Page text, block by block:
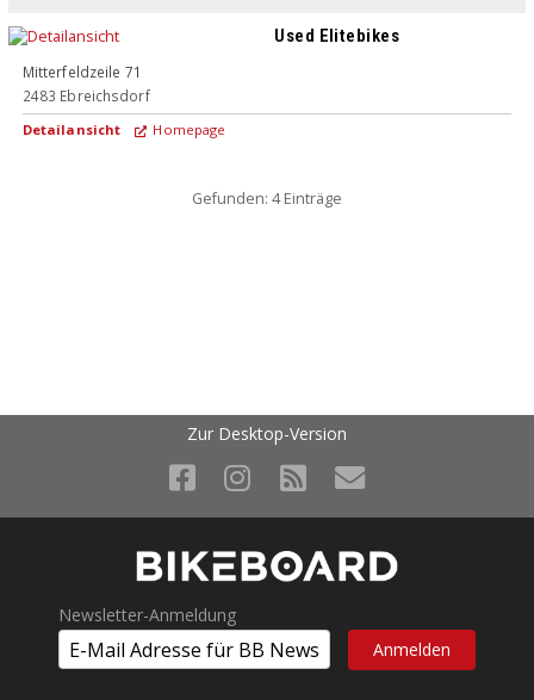
Used Elitebikes
Mitterfeldzeile 71
2483 Ebreichsdorf
Detailansicht Homepage
Gefunden: 4 Einträge
Zur Desktop-Version
Newsletter-Anmeldung